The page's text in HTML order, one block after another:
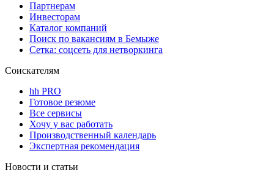
Партнерам
Инвесторам
Каталог компаний
Поиск по вакансиям в Бемыже
Сетка: соцсеть для нетворкинга
Соискателям
hh PRO
Готовое резюме
Все сервисы
Хочу у вас работать
Производственный календарь
Экспертная рекомендация
Новости и статьи